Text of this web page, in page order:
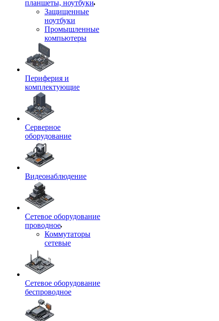
планшеты, ноутбуки
Защищенные
ноутбуки
Промышленные
компьютеры
Периферия и
комплектующие
Серверное
оборудование
Видеонаблюдение
Сетевое оборудование
проводное
Коммутаторы
сетевые
Сетевое оборудование
беспроводное